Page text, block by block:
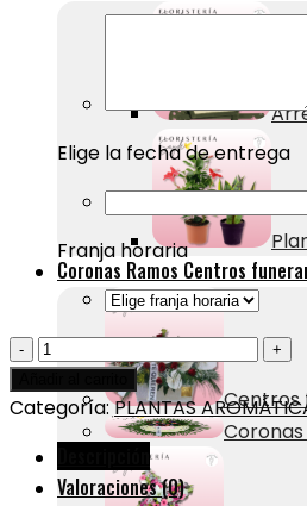
Coronas Ramos Centros
Centros
Elige la fecha de entrega
Franja horaria
Menta
en
maceta
Floristería
Sayde
Categoría:PLANTAS
Valoraciones (0)